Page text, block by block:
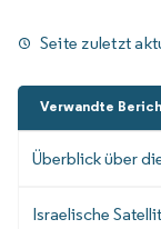
Seite zuletzt
Verwandte
Überblick über
Israelische